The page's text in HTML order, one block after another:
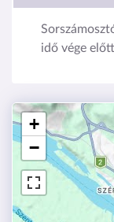
idő vége
+
−